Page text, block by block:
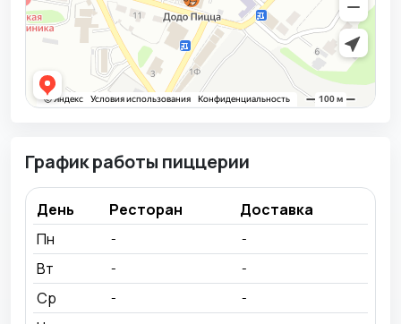
График работы пиццерии
День Ресторан
Доставка
Пн
- -
Вт - -
Ср - -